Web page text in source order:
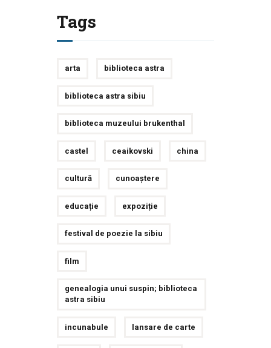
Tags
arta biblioteca astra
biblioteca astra sibiu
biblioteca muzeului brukenthal
castel ceaikovski china
cultură cunoaștere
educație expoziție
festival de poezie la sibiu
film
genealogia unui suspin; biblioteca
astra sibiu
incunabule lansare de carte